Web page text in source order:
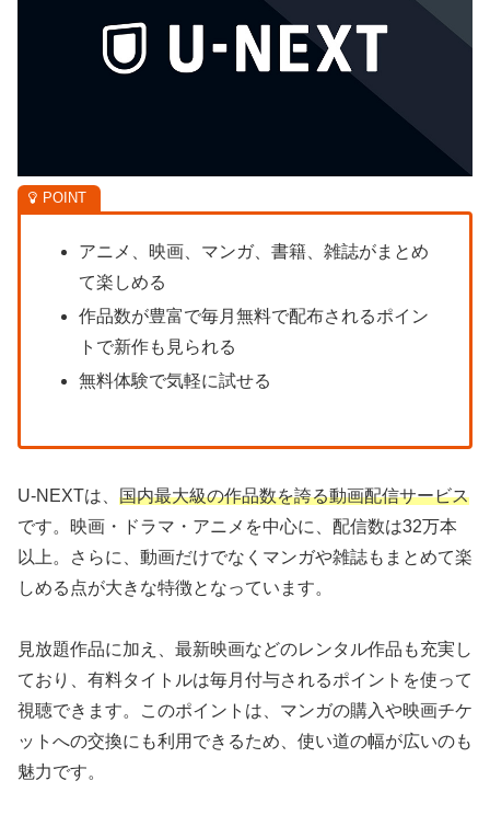
アニメ、映画、マンガ、書籍、雑誌がまとめ
て楽しめる
作品数が豊富で毎月無料で配布されるポイン
トで新作も見られる
無料体験で気軽に試せる
U-NEXTは、 国内最大級の作品数を誇る動画配信サービス
です。映画・ドラマ・アニメを中心に、配信数は32万本
以上。さらに、動画だけでなくマンガや雑誌もまとめて楽
しめる点が大きな特徴となっています。
見放題作品に加え、最新映画などのレンタル作品も充実し
ており、有料タイトルは毎月付与されるポイントを使って
視聴できます。このポイントは、マンガの購入や映画チケ
ットへの交換にも利用できるため、使い道の幅が広いのも
魅力です。